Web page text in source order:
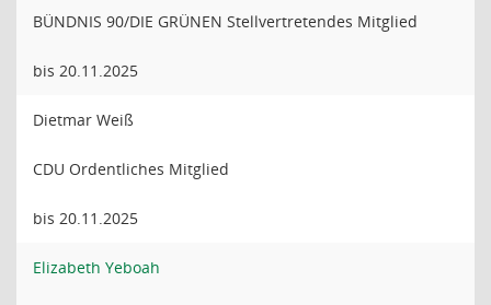
BÜNDNIS 90/DIE GRÜNEN Stellvertretendes Mitglied
bis 20.11.2025
Dietmar Weiß
CDU Ordentliches Mitglied
bis 20.11.2025
Elizabeth Yeboah